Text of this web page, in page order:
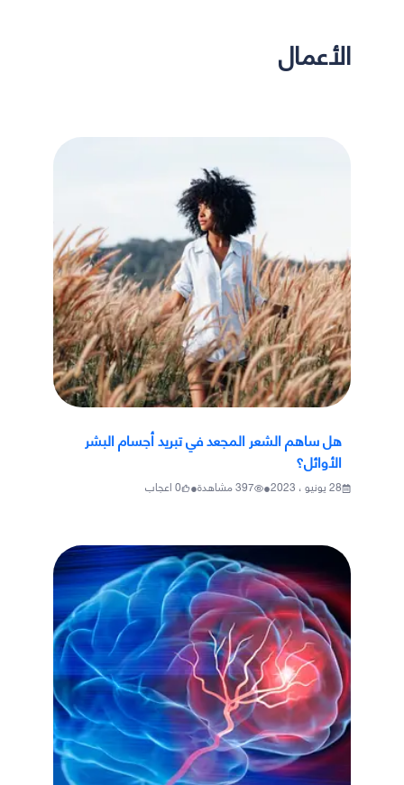
الأعمال
هل ساهم الشعر المجعد في تبريد أجسام البشر
الأوائل؟
28 يونيو ، 2023 •
397مشاهدة•
0اعجاب